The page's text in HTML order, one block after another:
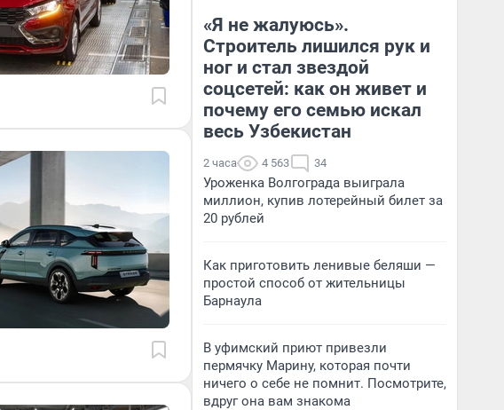
«Я не жалуюсь».
Строитель лишился рук и
ног и стал звездой
соцсетей: как он живет и
почему его семью искал
весь Узбекистан
2 часа 4 563 34
Уроженка Волгограда выиграла
миллион, купив лотерейный билет за
20 рублей
Как приготовить ленивые беляши —
простой способ от жительницы
Барнаула
В уфимский приют привезли
пермячку Марину, которая почти
ничего о себе не помнит. Посмотрите,
вдруг она вам знакома